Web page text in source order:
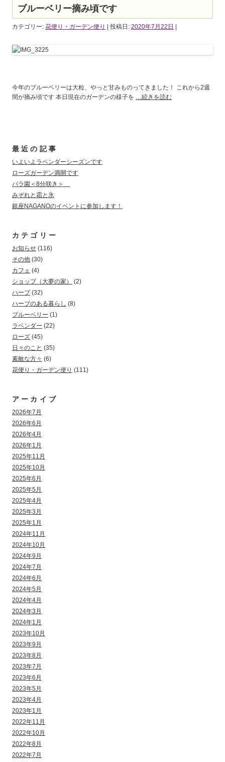
ブルーベリー摘み頃です
カテゴリー: 花便り・ガーデン便り | 投稿日: 2020年7月22日
今年のブルーベリーは大粒、やっと甘みものってきました！ これから2週
間が摘み頃です 本日現在のガーデンの様子を …続きを読む
最近の記事
いよいよラベンダーシーズンです
ローズガーデン満開です
バラ園＜8分咲き＞
みぞれと霜と氷
銀座NAGANOのイベントに参加します！
カテゴリー
お知らせ (116)
その他 (30)
カフェ (4)
ショップ（大夢の家）
(2)
ハーブ (32)
ハーブのある暮らし (8)
ブルーベリー (1)
ラベンダー (22)
ローズ (45)
日々のこと (35)
素敵な方々 (6)
花便り・ガーデン便り (111)
アーカイブ
2026年7月
2026年6月
2026年4月
2026年1月
2025年11月
2025年10月
2025年6月
2025年5月
2025年4月
2025年3月
2025年1月
2024年11月
2024年10月
2024年9月
2024年7月
2024年6月
2024年5月
2024年4月
2024年3月
2024年1月
2023年10月
2023年9月
2023年8月
2023年7月
2023年6月
2023年5月
2023年4月
2023年1月
2022年11月
2022年10月
2022年8月
2022年7月